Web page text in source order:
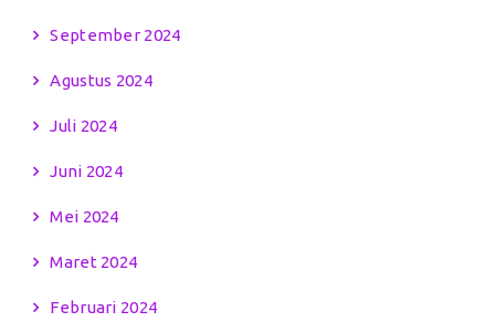
September 2024
Agustus 2024
Juli 2024
Juni 2024
Mei 2024
Maret 2024
Februari 2024